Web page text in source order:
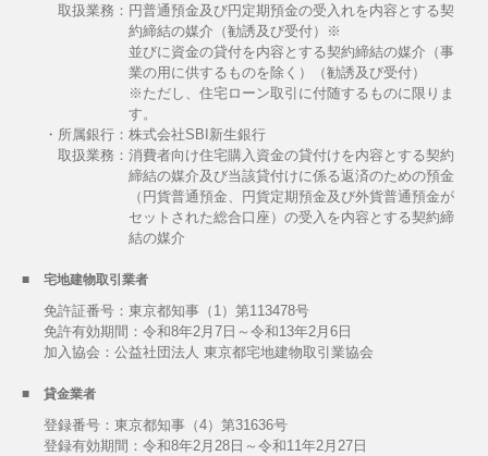
取扱業務： 円普通預金及び円定期預金の受入れを内容とする契
約締結の媒介（勧誘及び受付）※
並びに資金の貸付を内容とする契約締結の媒介（事
業の用に供するものを除く）（勧誘及び受付）
※ただし、住宅ローン取引に付随するものに限りま
す。
・所属銀行：株式会社SBI新生銀行
取扱業務： 消費者向け住宅購入資金の貸付けを内容とする契約
締結の媒介及び当該貸付けに係る返済のための預金
（円貨普通預金、円貨定期預金及び外貨普通預金が
セットされた総合口座）の受入を内容とする契約締
結の媒介
宅地建物取引業者
免許証番号：東京都知事（1）第113478号
免許有効期間：令和8年2月7日～令和13年2月6日
加入協会：公益社団法人 東京都宅地建物取引業協会
貸金業者
登録番号：東京都知事（4）第31636号
登録有効期間：令和8年2月28日～令和11年2月27日